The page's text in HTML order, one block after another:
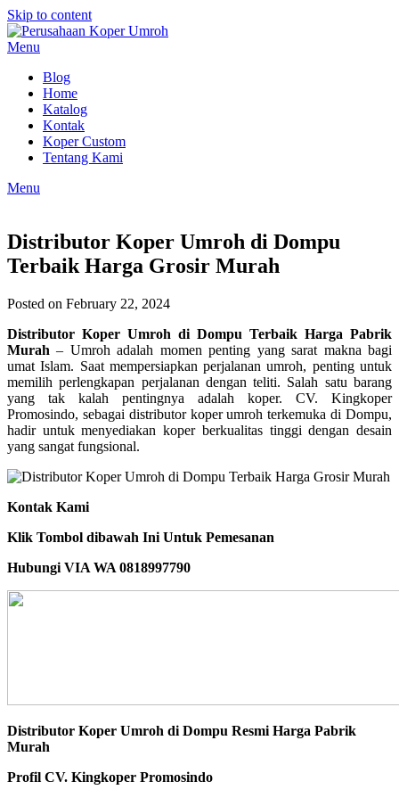
Skip to content
Menu
Blog
Home
Katalog
Kontak
Koper Custom
Tentang Kami
Menu
Distributor Koper Umroh di Dompu
Terbaik Harga Grosir Murah
Posted on February 22, 2024
Distributor Koper Umroh di Dompu Terbaik Harga Pabrik
Murah – Umroh adalah momen penting yang sarat makna bagi
umat Islam. Saat mempersiapkan perjalanan umroh, penting untuk
memilih perlengkapan perjalanan dengan teliti. Salah satu barang
yang tak kalah pentingnya adalah koper. CV. Kingkoper
Promosindo, sebagai distributor koper umroh terkemuka di Dompu,
hadir untuk menyediakan koper berkualitas tinggi dengan desain
yang sangat fungsional.
Kontak Kami
Klik Tombol dibawah Ini Untuk Pemesanan
Hubungi VIA WA 0818997790
Distributor Koper Umroh di Dompu Resmi Harga Pabrik
Murah
Profil CV. Kingkoper Promosindo